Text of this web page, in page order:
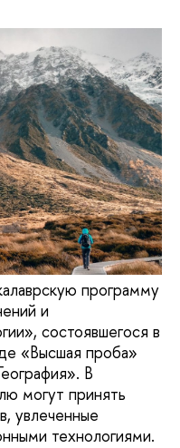
программу
и
состоявшегося в
«Высшая проба»
В
могут принять
увлеченные
технологиями.